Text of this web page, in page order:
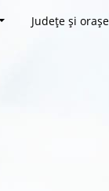
Județe și orașe